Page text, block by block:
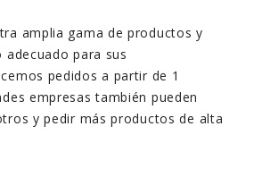
amplia gama de productos y
para sus
pedidos a partir de 1
empresas también pueden
y pedir más productos de alta